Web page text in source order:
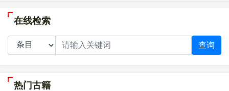
在线检索
查询
热门古籍